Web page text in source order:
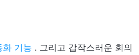
화 기능 . 그리고 갑작스러운 회의